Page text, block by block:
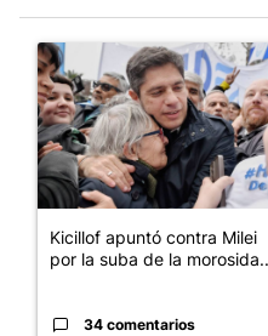
Un artículo de tendencia
Kicillof apuntó contra Milei
por la suba de la
34 comentarios